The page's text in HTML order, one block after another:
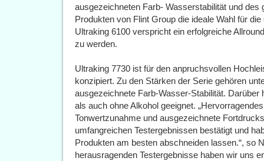
ausgezeichneten Farb- Wasserstabilität und des
Produkten von Flint Group die ideale Wahl für
Ultraking 6100 verspricht ein erfolgreiche
zu werden.
Ultraking 7730 ist für den anpruchsvollen
konzipiert. Zu den Stärken der Serie gehören
ausgezeichnete Farb-Wasser-Stabilität.
als auch ohne Alkohol geeignet.
Tonwertzunahme und ausgezeichnete
umfangreichen Testergebnissen bestätigt und
Produkten am besten abschneiden lassen.“, so
herausragenden Testergebnisse haben wir uns